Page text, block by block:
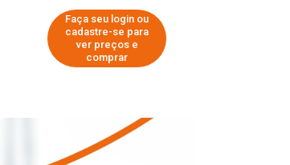
Faça seu login ou
cadastre-se para
ver preços e
comprar